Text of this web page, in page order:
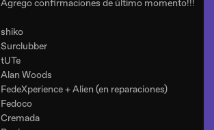
Agrego confirmaciones de último momento!!!
shiko
Surclubber
tUTe
Alan Woods
FedeXperience + Alien (en reparaciones)
Fedoco
Cremada